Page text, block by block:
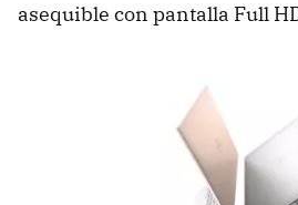
asequible con pantalla Full